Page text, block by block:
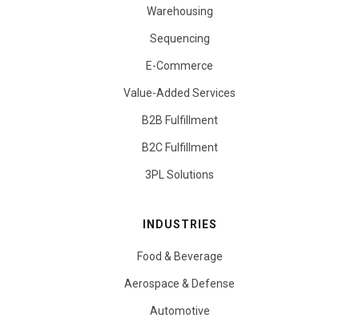
Warehousing
Sequencing
E-Commerce
Value-Added Services
B2B Fulfillment
B2C Fulfillment
3PL Solutions
INDUSTRIES
Food & Beverage
Aerospace & Defense
Automotive